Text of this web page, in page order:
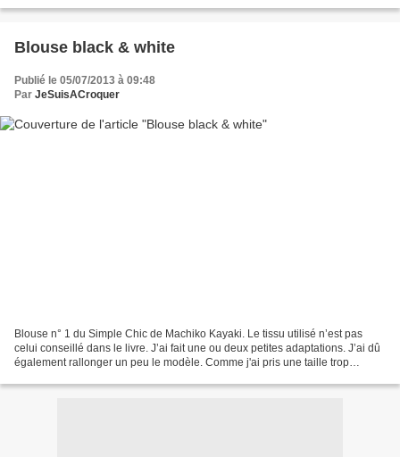
Blouse black & white
Publié le 05/07/2013 à 09:48
Par JeSuisACroquer
Blouse n° 1 du Simple Chic de Machiko Kayaki. Le tissu utilisé n’est pas
celui conseillé dans le livre. J’ai fait une ou deux petites adaptations. J’ai dû
également rallonger un peu le modèle. Comme j'ai pris une taille trop